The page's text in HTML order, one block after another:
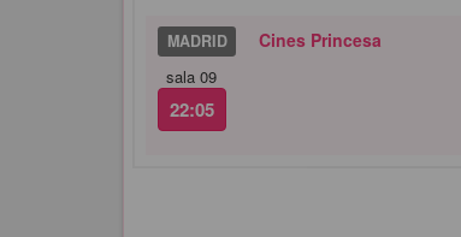
MADRID Cines Princesa
sala 09
22:05